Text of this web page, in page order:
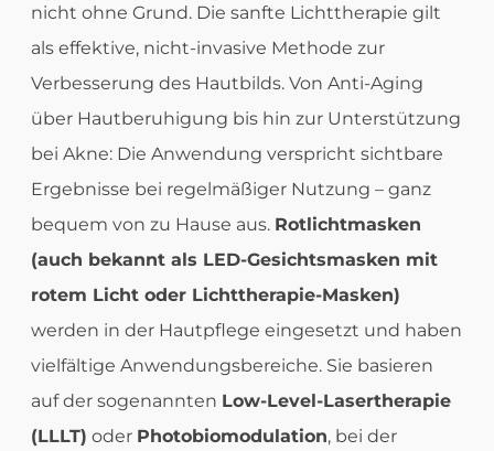
nicht ohne Grund. Die sanfte Lichttherapie gilt
als effektive, nicht-invasive Methode zur
Verbesserung des Hautbilds. Von Anti-Aging
über Hautberuhigung bis hin zur Unterstützung
bei Akne: Die Anwendung verspricht sichtbare
Ergebnisse bei regelmäßiger Nutzung – ganz
bequem von zu Hause aus. Rotlichtmasken
(auch bekannt als LED-Gesichtsmasken mit
rotem Licht oder Lichttherapie-Masken)
werden in der Hautpflege eingesetzt und haben
vielfältige Anwendungsbereiche. Sie basieren
auf der sogenannten Low-Level-Lasertherapie
(LLLT) oder Photobiomodulation, bei der